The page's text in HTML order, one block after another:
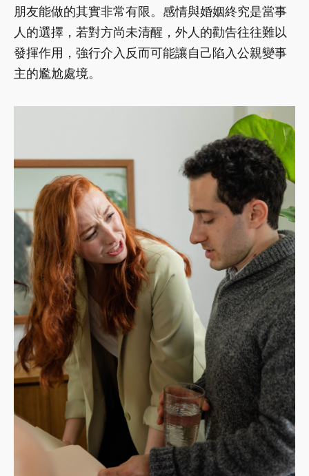
朋友能做的其實非常有限。感情與婚姻終究是當事
人的選擇，若對方尚未清醒，外人的勸告往往難以
發揮作用，強行介入反而可能讓自己陷入公親變事
主的尷尬處境。